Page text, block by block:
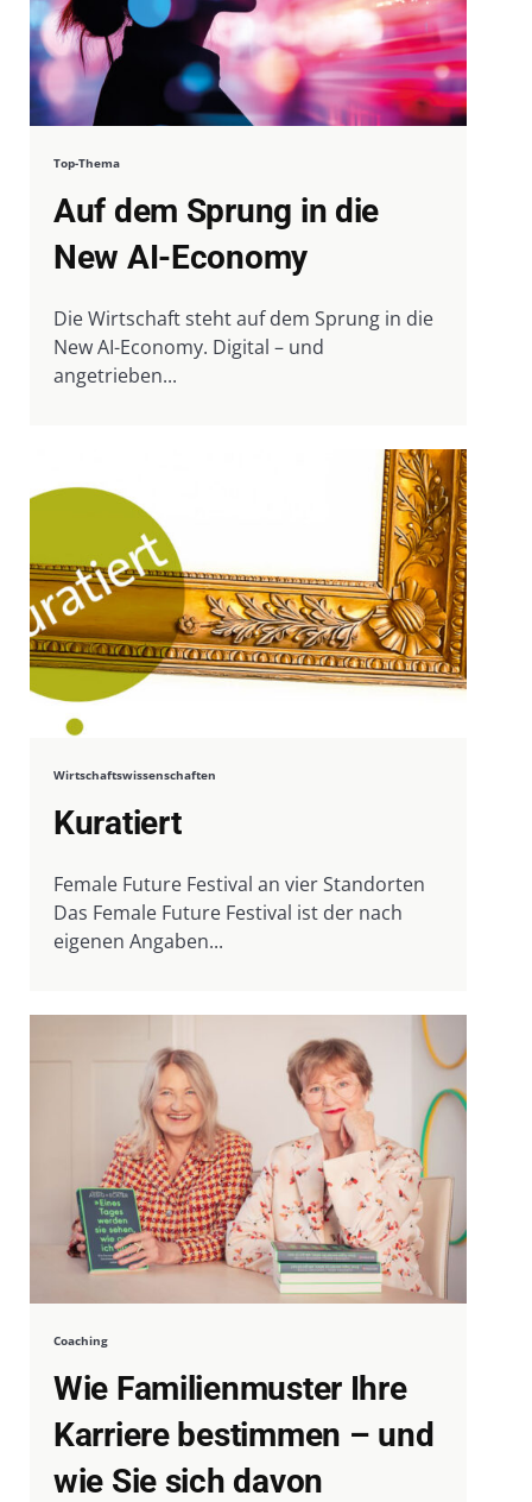
Top-Thema
Auf dem Sprung in die
New AI-Economy
Die Wirtschaft steht auf dem Sprung in die
New AI-Economy. Digital – und
angetrieben...
Wirtschaftswissenschaften
Kuratiert
Female Future Festival an vier Standorten
Das Female Future Festival ist der nach
eigenen Angaben...
Coaching
Wie Familienmuster Ihre
Karriere bestimmen – und
wie Sie sich davon